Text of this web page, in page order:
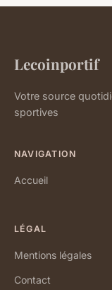
Lecoinportif
Votre source
sportives
NAVIGATION
Accueil
LÉGAL
Mentions légales
Contact